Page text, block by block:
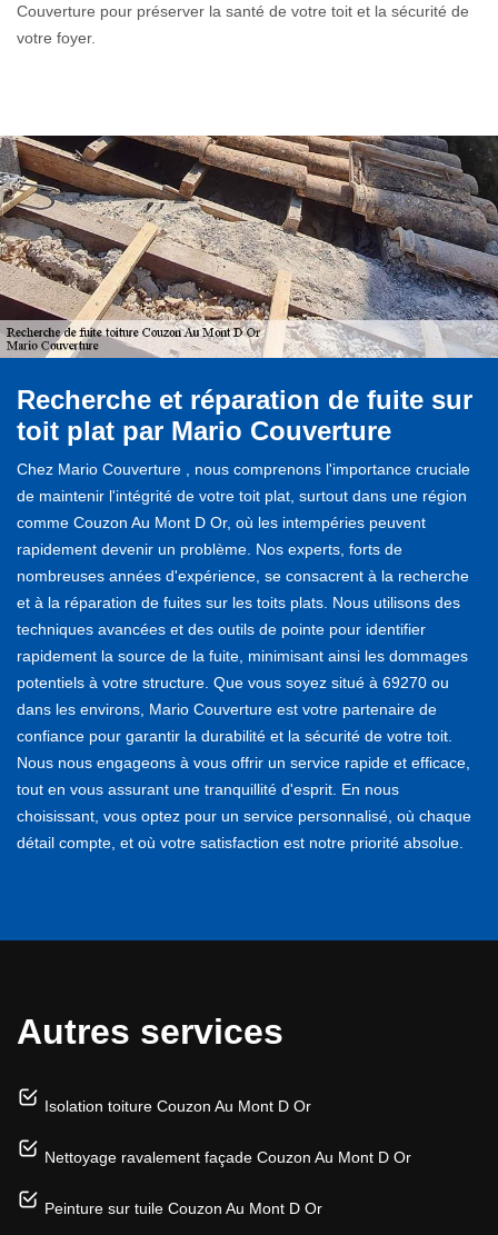
Couverture pour préserver la santé de votre toit et la sécurité de
votre foyer.
Recherche et réparation de fuite sur
toit plat par Mario Couverture
Chez Mario Couverture , nous comprenons l'importance cruciale
de maintenir l'intégrité de votre toit plat, surtout dans une région
comme Couzon Au Mont D Or, où les intempéries peuvent
rapidement devenir un problème. Nos experts, forts de
nombreuses années d'expérience, se consacrent à la recherche
et à la réparation de fuites sur les toits plats. Nous utilisons des
techniques avancées et des outils de pointe pour identifier
rapidement la source de la fuite, minimisant ainsi les dommages
potentiels à votre structure. Que vous soyez situé à 69270 ou
dans les environs, Mario Couverture est votre partenaire de
confiance pour garantir la durabilité et la sécurité de votre toit.
Nous nous engageons à vous offrir un service rapide et efficace,
tout en vous assurant une tranquillité d'esprit. En nous
choisissant, vous optez pour un service personnalisé, où chaque
détail compte, et où votre satisfaction est notre priorité absolue.
Autres services
Isolation toiture Couzon Au Mont D Or
Nettoyage ravalement façade Couzon Au Mont D Or
Peinture sur tuile Couzon Au Mont D Or